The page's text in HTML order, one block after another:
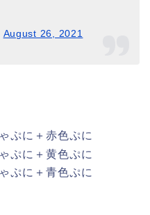
August 26, 2021
ぷに＋赤色ぷに
ぷに＋黄色ぷに
ぷに＋青色ぷに